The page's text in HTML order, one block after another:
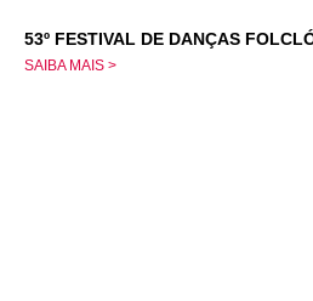
53º FESTIVAL DE DANÇAS
SAIBA MAIS >